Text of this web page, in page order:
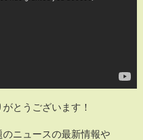
とうございます！
のニュースの最新情報や